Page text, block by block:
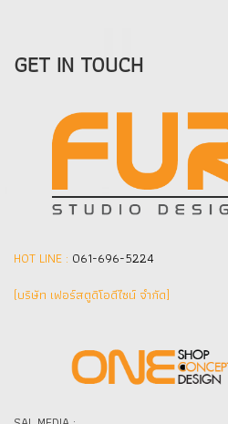
GET IN TOUCH
HOT LINE : 061-696-5224
(บริษัท เฟอร์สตูดิโอดีไซน์ จำกัด]